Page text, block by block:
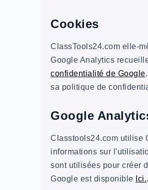
Cookies
ClassTools24.com elle-
Google Analytics
confidentialité de Google
sa politique de
Google
Classtools24.com utilise
informations sur
sont utilisées pour créer
Google est disponible Ici..